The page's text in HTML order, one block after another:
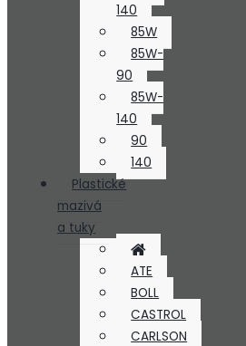
140
85W
85W-
90
85W-
140
90
140
Plastické
mazivá
a tuky
ATE
BOLL
CASTROL
CARLSON